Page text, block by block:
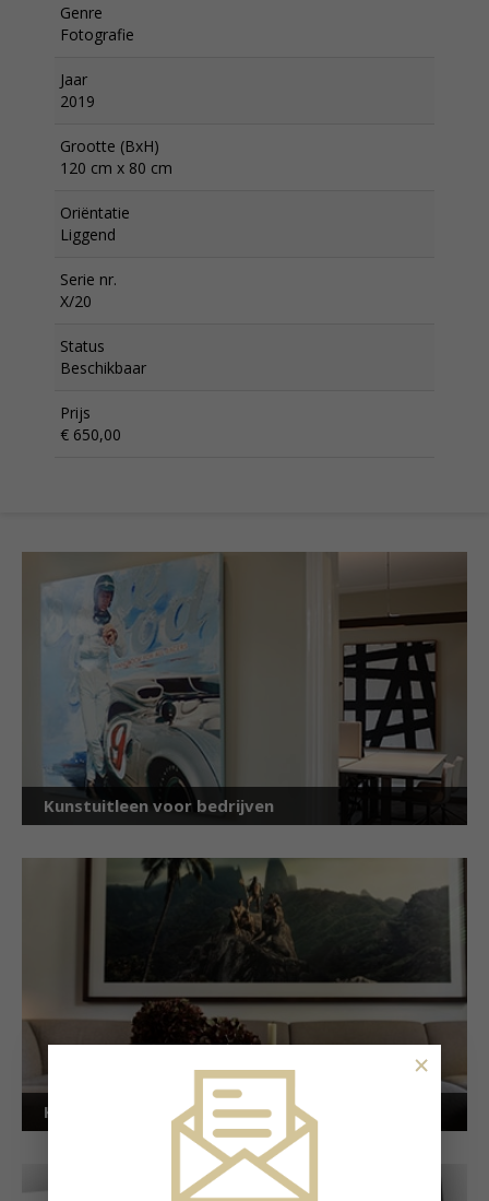
Genre
Fotografie
Jaar
2019
Grootte (BxH)
120 cm x 80 cm
Oriëntatie
Liggend
Serie nr.
X/20
Status
Beschikbaar
Prijs
€ 650,00
Kunstuitleen voor bedrijven
Kunstuitleen voor particulieren
×